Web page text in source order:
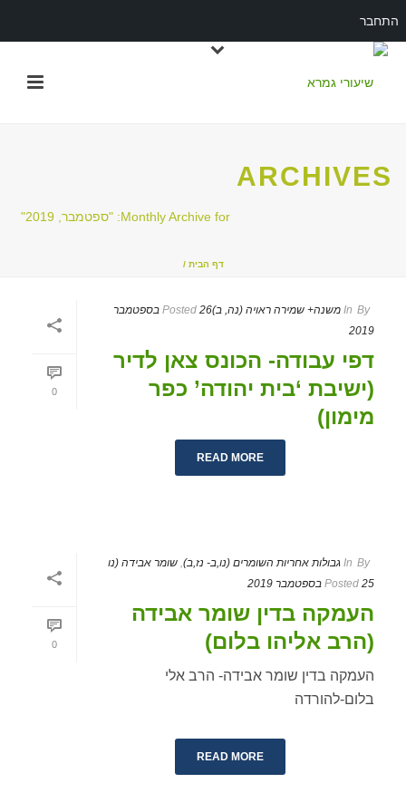
התחבר
ARCHIVES
Monthly Archive for: "ספטמבר, 2019"
דף הבית /
0
By
In משנה+ שמירה ראויה (נה, ב) Posted 26 בספטמבר
2019
דפי עבודה- הכונס צאן לדיר
(ישיבת ‘בית יהודה’ כפר
מימון)
READ MORE
0
By
In גבולות אחריות השומרים (נו,ב- נז,ב), שומר אבידה (נו
Posted 25 בספטמבר 2019
העמקה בדין שומר אבידה
(הרב אליהו בלום)
העמקה בדין שומר אבידה- הרב אלי
בלום-להורדה
READ MORE